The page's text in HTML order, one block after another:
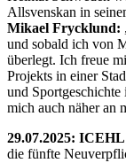
Allsvenskan in
Mikael Frycklund:
und sobald ich von
überlegt. Ich freue
Projekts in einer
und Sportgeschichte
mich auch näher an
29.07.2025:
die fünfte